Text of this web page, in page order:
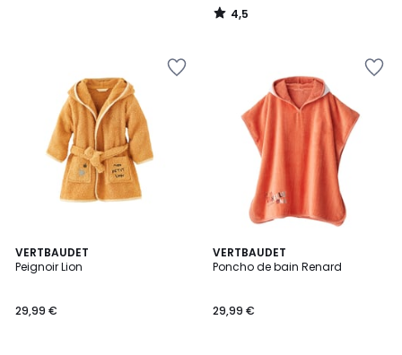
4,5
/
VERTBAUDET
Peignoir Lion
29,99 €
VERTBAUDET
Poncho de bain Renard
29,99 €